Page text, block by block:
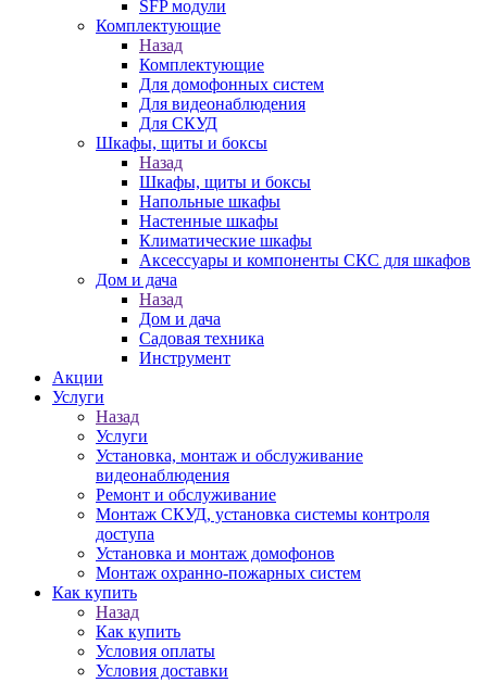
SFP модули
Комплектующие
Назад
Комплектующие
Для домофонных систем
Для видеонаблюдения
Для СКУД
Шкафы, щиты и боксы
Назад
Шкафы, щиты и боксы
Напольные шкафы
Настенные шкафы
Климатические шкафы
Аксессуары и компоненты СКС для шкафов
Дом и дача
Назад
Дом и дача
Садовая техника
Инструмент
Акции
Услуги
Назад
Услуги
Установка, монтаж и обслуживание
видеонаблюдения
Ремонт и обслуживание
Монтаж СКУД, установка системы контроля
доступа
Установка и монтаж домофонов
Монтаж охранно-пожарных систем
Как купить
Назад
Как купить
Условия оплаты
Условия доставки